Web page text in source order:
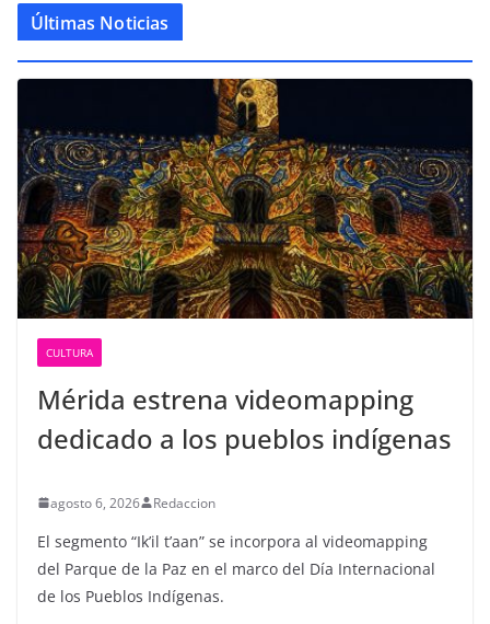
Últimas Noticias
CULTURA
Mérida estrena videomapping
dedicado a los pueblos indígenas
agosto 6, 2026 Redaccion
El segmento “Ik’il t’aan” se incorpora al videomapping
del Parque de la Paz en el marco del Día Internacional
de los Pueblos Indígenas.